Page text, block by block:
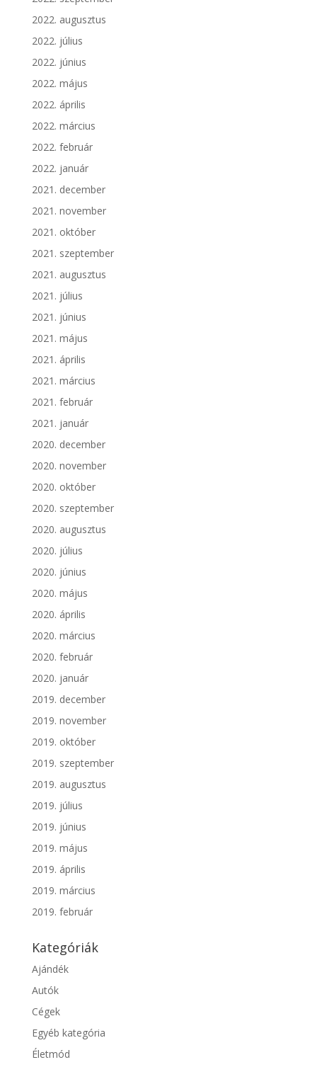
2022. augusztus
2022. július
2022. június
2022. május
2022. április
2022. március
2022. február
2022. január
2021. december
2021. november
2021. október
2021. szeptember
2021. augusztus
2021. július
2021. június
2021. május
2021. április
2021. március
2021. február
2021. január
2020. december
2020. november
2020. október
2020. szeptember
2020. augusztus
2020. július
2020. június
2020. május
2020. április
2020. március
2020. február
2020. január
2019. december
2019. november
2019. október
2019. szeptember
2019. augusztus
2019. július
2019. június
2019. május
2019. április
2019. március
2019. február
Kategóriák
Ajándék
Autók
Cégek
Egyéb kategória
Életmód